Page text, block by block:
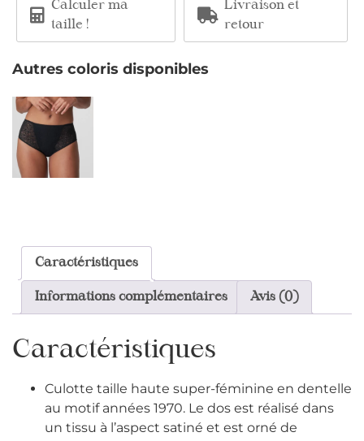
Calculer ma
taille !
Livraison et
retour
Autres coloris disponibles
Caractéristiques
Informations complémentaires Avis (0)
Caractéristiques
Culotte taille haute super-féminine en dentelle
au motif années 1970. Le dos est réalisé dans
un tissu à l’aspect satiné et est orné de